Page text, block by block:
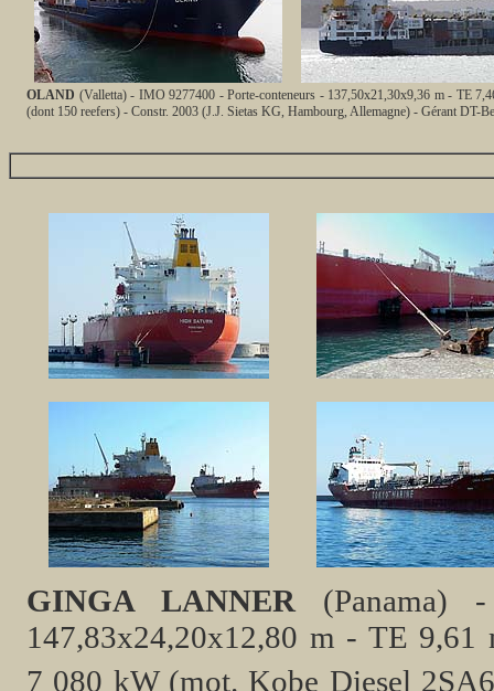
OLAND (Valletta) - IMO 9277400 - Porte-conteneurs - 137,50x21,30x9,36 m - TE
(dont 150 reefers) - Constr. 2003 (J.J. Sietas KG, Hambourg, Allemagne) - Gérant DT-
GINGA LANNER (Panama)
147,83x24,20x12,80 m - TE
7 080 kW (mot. Kobe Diesel